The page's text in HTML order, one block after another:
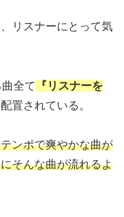
リスナーにとって気
全て
『リスナーを
置されている。
ンポで爽やかな曲が
そんな曲が流れるよ